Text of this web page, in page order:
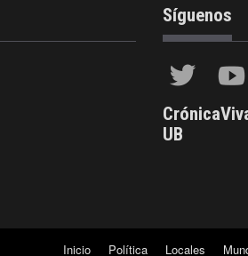
Síguenos
UB
Inicio Política Locales